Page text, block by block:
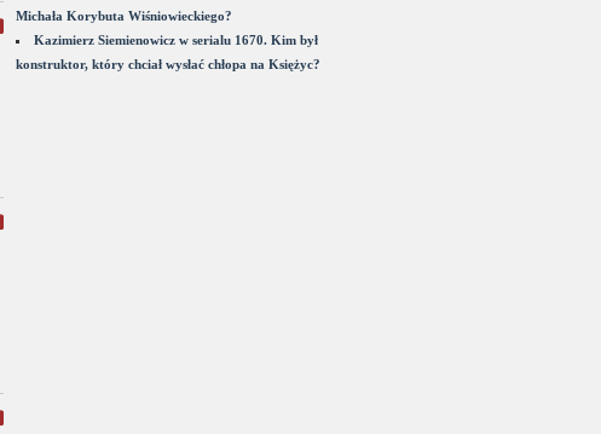
Michała Korybuta Wiśniowieckiego?
Kazimierz Siemienowicz w serialu 1670. Kim był
konstruktor, który chciał wysłać chłopa na Księżyc?